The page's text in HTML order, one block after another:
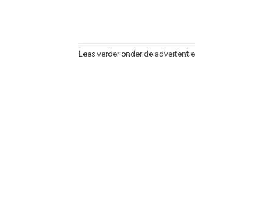
Lees verder onder de advertentie